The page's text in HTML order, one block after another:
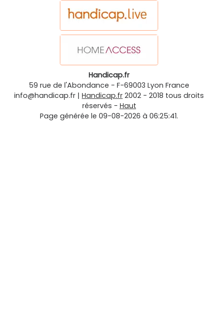
Handicap.fr
59 rue de l'Abondance - F-69003 Lyon France
info@handicap.fr | Handicap.fr 2002 - 2018 tous droits
réservés - Haut
Page générée le 09-08-2026 à 06:25:41.